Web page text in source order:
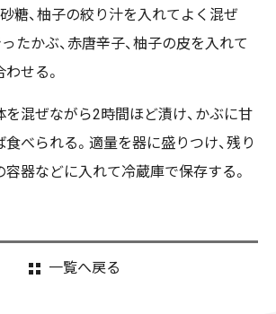
糖、柚子の絞り汁を入れてよく混ぜ
たかぶ、赤唐辛子、柚子の皮を入れて
せる。
を混ぜながら2時間ほど漬け、かぶに甘
べられる。適量を器に盛りつけ、残り
容器などに入れて冷蔵庫で保存する。
一覧へ戻る